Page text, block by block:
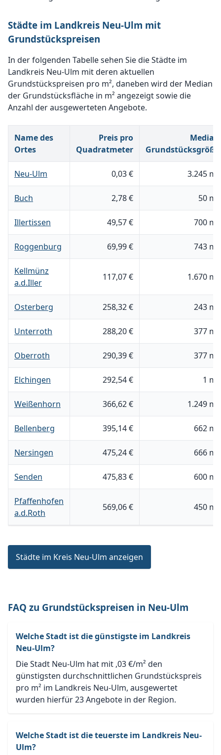
Städte im Landkreis Neu-Ulm mit
Grundstückspreisen
In der folgenden Tabelle sehen Sie die Städte im
Landkreis Neu-Ulm mit deren aktuellen
Grundstückspreisen pro m², daneben wird der Median
der Grundstücksfläche in m² angezeigt sowie die
Anzahl der ausgewerteten Angebote.
Name des
Ortes
Preis pro
Quadratmeter
Median
Grundstücksgröße
Neu-Ulm 0,03 € 3.245 m²
Buch 2,78 € 50 m²
Illertissen 49,57 € 700 m²
Roggenburg 69,99 € 743 m²
Kellmünz
a.d.Iller
117,07 € 1.670 m²
Osterberg 258,32 € 243 m²
Unterroth 288,20 € 377 m²
Oberroth 290,39 € 377 m²
Elchingen 292,54 € 1 m²
Weißenhorn 366,62 € 1.249 m²
Bellenberg 395,14 € 662 m²
Nersingen 475,24 € 666 m²
Senden 475,83 € 600 m²
Pfaffenhofen
a.d.Roth
569,06 € 450 m²
Städte im Kreis Neu-Ulm anzeigen
FAQ zu Grundstückspreisen in Neu-Ulm
Welche Stadt ist die günstigste im Landkreis
Neu-Ulm?
Die Stadt Neu-Ulm hat mit ,03 €/m² den
günstigsten durchschnittlichen Grundstückspreis
pro m² im Landkreis Neu-Ulm, ausgewertet
wurden hierfür 23 Angebote in der Region.
Welche Stadt ist die teuerste im Landkreis Neu-
Ulm?